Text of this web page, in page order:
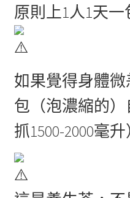
原則上1人1天一
如果覺得身體
包（泡濃縮的
抓1500-2000毫